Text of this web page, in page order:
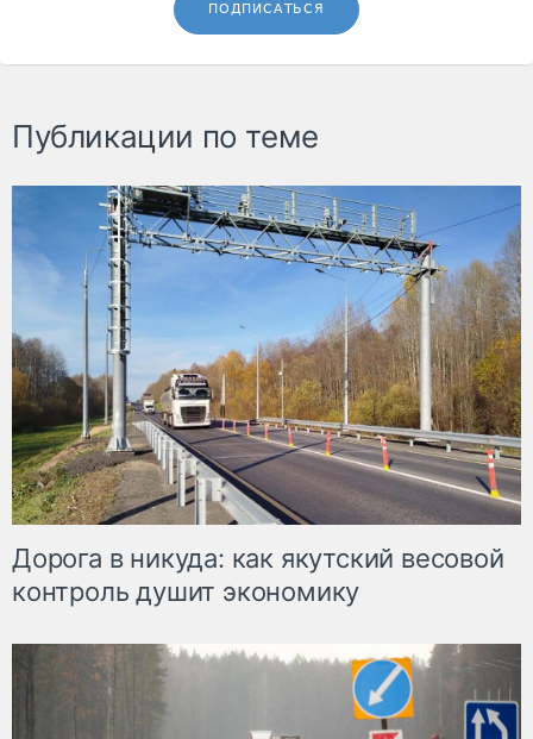
ПОДПИСАТЬСЯ
Публикации по теме
Дорога в никуда: как якутский весовой
контроль душит экономику